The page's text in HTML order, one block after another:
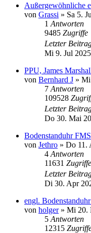
Außergewöhnliche
von Grassi » Sa 5.
1 Antworten
9485 Zugriffe
Letzter
Mi 9. Jul
PPU, James
von Bernhard J » Mi
7 Antworten
109528
Letzter
Do 30. Mai
Bodenstanduhr
von Jethro » Do 11.
4 Antworten
11631 Zugriffe
Letzter
Di 30. Apr
engl.
von holger» Mi 20.
5 Antworten
12315